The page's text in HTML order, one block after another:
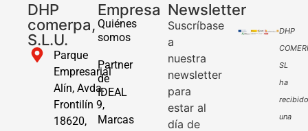
DHP
comerpa,
S.L.U.
Parque
Empresarial
Alín, Avda.
Frontilín 9,
18620,
Empresa
Quiénes
somos
Partner
de
IDEAL
Marcas
Newsletter
Suscríbase
a
nuestra
newsletter
para
estar al
día de
DHP
SL
ha
recibido
una